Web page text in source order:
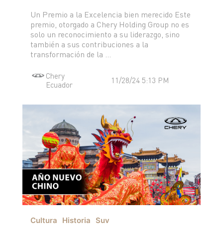
TIGGO 7 PHEV "CSH"
TIGGO 8 PHEV "CSH"
TIGGO 9 PHEV "CSH"
HIMLA 4X4
NOTICIAS
NOTICIAS
CONCESIONARIOS
TEST DRIVE
COTIZADOR
SOBRE CHERY
TESTIMONIALES
POSVENTA
Un Premio a la Excelencia bien merecido Este
premio, otorgado a Chery Holding Group no es
solo un reconocimiento a su liderazgo, sino
también a sus contribuciones a la
transformación de la ...
Chery
Ecuador
11/28/24 5:13 PM
Cultura Historia Suv